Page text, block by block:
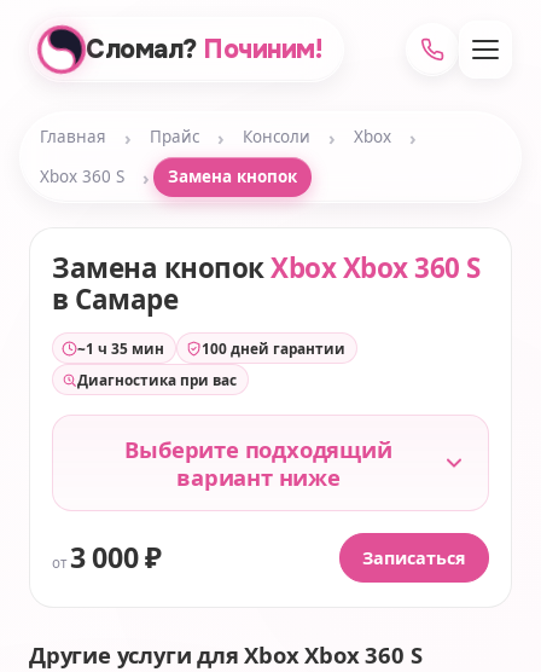
Сломал? Починим!
Главная › Прайс › Консоли › Xbox ›
Xbox 360 S › Замена кнопок
Замена кнопокXbox Xbox 360 S
в Самаре
~1 ч 35 мин
100 дней гарантии
Диагностика при вас
Выберите подходящий
вариант ниже
от 3 000 ₽ Записаться
Другие услуги для Xbox Xbox 360 S